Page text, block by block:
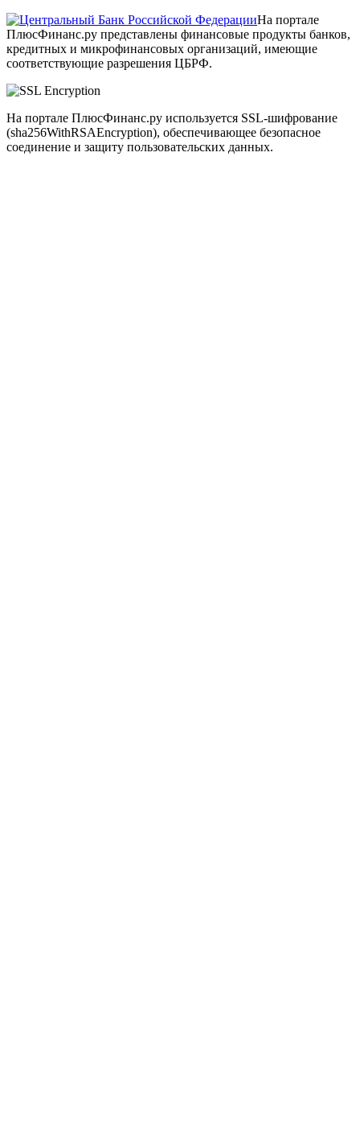
На портале
ПлюсФинанс.ру представлены финансовые продукты банков,
кредитных и микрофинансовых организаций, имеющие
соответствующие разрешения ЦБРФ.
На портале ПлюсФинанс.ру используется SSL-шифрование
(sha256WithRSAEncryption), обеспечивающее безопасное
соединение и защиту пользовательских данных.